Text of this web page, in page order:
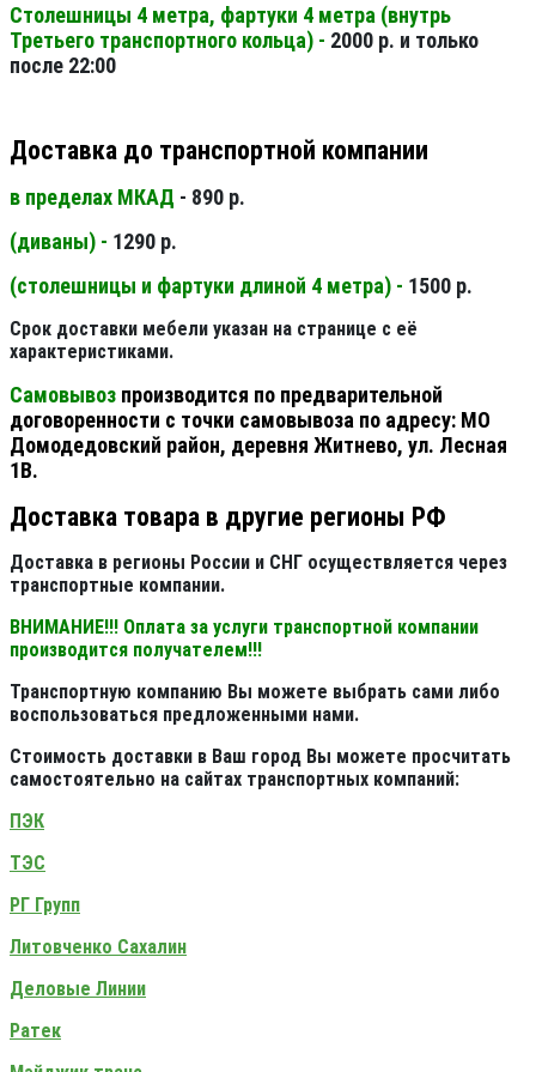
Столешницы 4 метра, фартуки 4 метра (внутрь
Третьего транспортного кольца) - 2000 р. и только
после 22:00
Доставка до транспортной компании
в пределах МКАД - 890 р.
(диваны) - 1290 р.
(столешницы и фартуки длиной 4 метра) - 1500 р.
Срок доставки мебели указан на странице с её
характеристиками.
Самовывоз производится по предварительной
договоренности с точки самовывоза по адресу: МО
Домодедовский район, деревня Житнево, ул. Лесная
1В.
Доставка товара в другие регионы РФ
Доставка в регионы России и СНГ осуществляется через
транспортные компании.
ВНИМАНИЕ!!! Оплата за услуги транспортной компании
производится получателем!!!
Транспортную компанию Вы можете выбрать сами либо
воспользоваться предложенными нами.
Стоимость доставки в Ваш город Вы можете просчитать
самостоятельно на сайтах транспортных компаний:
ПЭК
ТЭС
РГ Групп
Литовченко Сахалин
Деловые Линии
Ратек